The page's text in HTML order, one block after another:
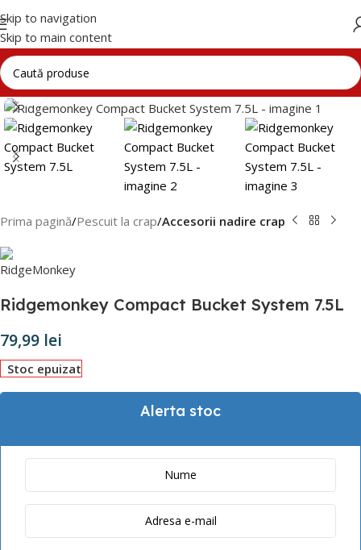
Skip to navigation
Skip to main content
Click to enlarge
Prima pagină Pescuit la crap Accesorii nadire crap
Ridgemonkey Compact Bucket System 7.5L
79,99 lei
Stoc epuizat
Alerta stoc